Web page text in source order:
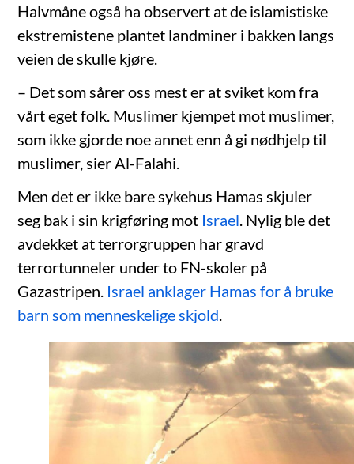
Halvmåne også ha observert at de islamistiske
ekstremistene plantet landminer i bakken langs
veien de skulle kjøre.
– Det som sårer oss mest er at sviket kom fra
vårt eget folk. Muslimer kjempet mot muslimer,
som ikke gjorde noe annet enn å gi nødhjelp til
muslimer, sier Al-Falahi.
Men det er ikke bare sykehus Hamas skjuler
seg bak i sin krigføring mot Israel . Nylig ble det
avdekket at terrorgruppen har gravd
terrortunneler under to FN-skoler på
Gazastripen. Israel anklager Hamas for å bruke
barn som menneskelige skjold